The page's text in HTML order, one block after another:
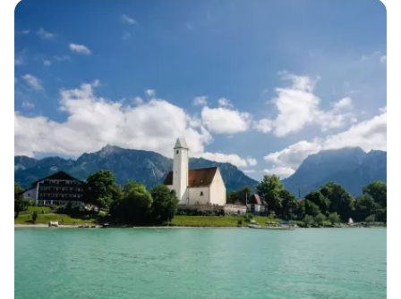
Continuați cu Facebook
Continuați cu e-mailul